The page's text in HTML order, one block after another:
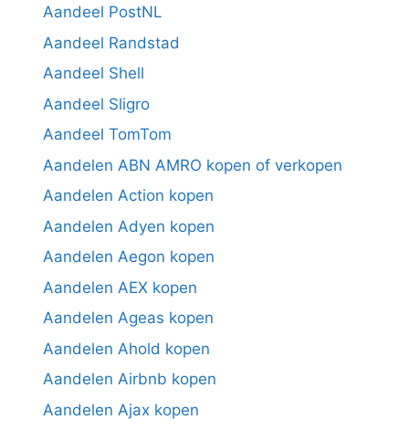
Aandeel PostNL
Aandeel Randstad
Aandeel Shell
Aandeel Sligro
Aandeel TomTom
Aandelen ABN AMRO kopen of verkopen
Aandelen Action kopen
Aandelen Adyen kopen
Aandelen Aegon kopen
Aandelen AEX kopen
Aandelen Ageas kopen
Aandelen Ahold kopen
Aandelen Airbnb kopen
Aandelen Ajax kopen